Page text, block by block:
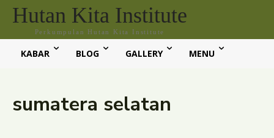
Hutan Kita Institute
Perkumpulan Hutan Kita Institute
KABAR BLOG GALLERY MENU
sumatera selatan